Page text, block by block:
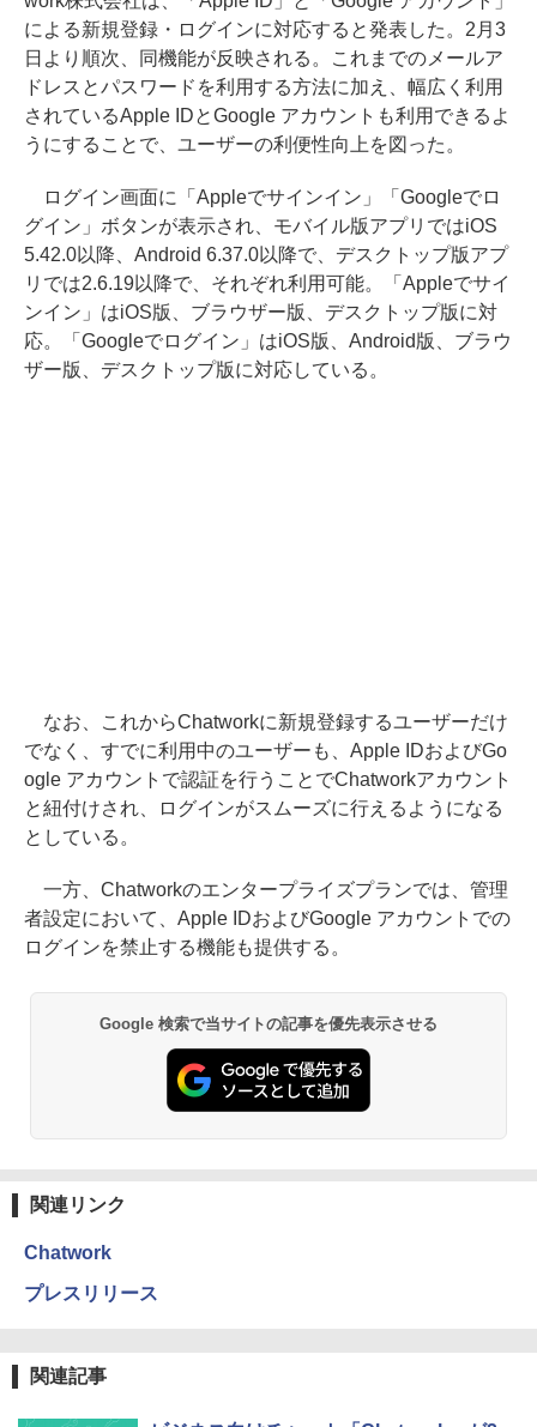
による新規登録・ログインに対応すると発表した。2月3
日より順次、同機能が反映される。これまでのメールア
ドレスとパスワードを利用する方法に加え、幅広く利用
されているApple IDとGoogle アカウントも利用できるよ
うにすることで、ユーザーの利便性向上を図った。
ログイン画面に「Appleでサインイン」「Googleでロ
グイン」ボタンが表示され、モバイル版アプリではiOS
5.42.0以降、Android 6.37.0以降で、デスクトップ版アプ
リでは2.6.19以降で、それぞれ利用可能。「Appleでサイ
ンイン」はiOS版、ブラウザー版、デスクトップ版に対
応。「Googleでログイン」はiOS版、Android版、ブラウ
ザー版、デスクトップ版に対応している。
なお、これからChatworkに新規登録するユーザーだけ
でなく、すでに利用中のユーザーも、Apple IDおよびGo
ogle アカウントで認証を行うことでChatworkアカウント
と紐付けされ、ログインがスムーズに行えるようになる
としている。
一方、Chatworkのエンタープライズプランでは、管理
者設定において、Apple IDおよびGoogle アカウントでの
ログインを禁止する機能も提供する。
Google 検索で当サイトの記事を優先表示させる
関連リンク
Chatwork
プレスリリース
関連記事